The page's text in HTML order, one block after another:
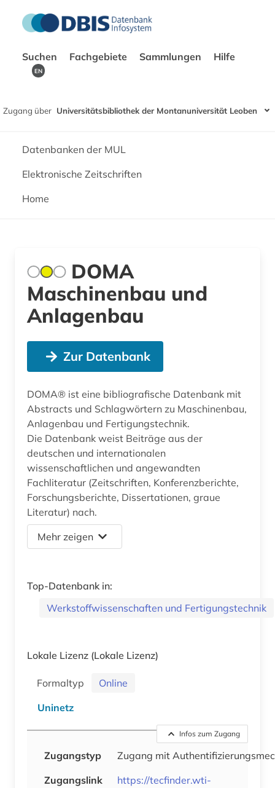
Suchen Fachgebiete Sammlungen Hilfe
EN
Zugang über Universitätsbibliothek der Montanuniversität Leoben
Datenbanken der MUL
Elektronische Zeitschriften
Home
DOMA
Maschinenbau und
Anlagenbau
Zur Datenbank
DOMA® ist eine bibliografische Datenbank mit
Abstracts und Schlagwörtern zu Maschinenbau,
Anlagenbau und Fertigungstechnik.
Die Datenbank weist Beiträge aus der
deutschen und internationalen
wissenschaftlichen und angewandten
Fachliteratur (Zeitschriften, Konferenzberichte,
Forschungsberichte, Dissertationen, graue
Literatur) nach.
Mehr zeigen
Top-Datenbank in:
Werkstoffwissenschaften und Fertigungstechnik
Lokale Lizenz (Lokale Lizenz)
Formaltyp
Online
Uninetz
Infos zum Zugang
Zugangstyp
Zugang mit
Zugangslink
https://tecfinder.wti-